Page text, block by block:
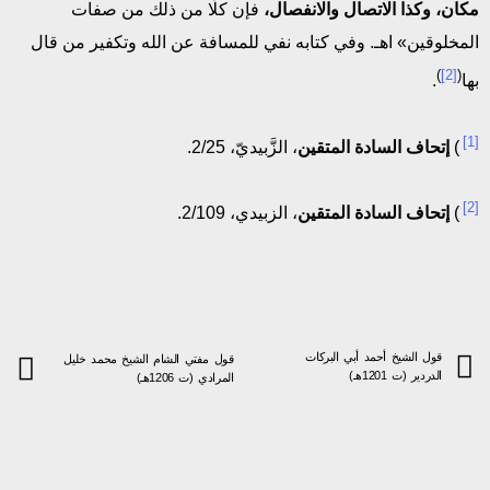
مكان، وكذا الاتصال والانفصال، فإن كلًّا من ذلك من صفات
المخلوقين» اهـ. وفي كتابه نفي للمسافة عن الله وتكفير من قال
بها(
[2]
)
.
[1]
) إتحاف السادة المتقين، الزَّبيديّ، 2/25.
[2]
) إتحاف السادة المتقين، الزبيدي، 2/109.
قول الشيخ أحمد أبي البركات
الدردير (ت 1201هـ)
قول مفتي الشام الشيخ محمد خليل
المرادي (ت 1206هـ)